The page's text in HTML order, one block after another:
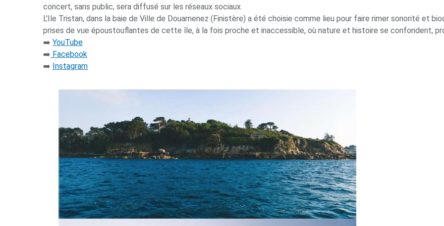
concert, sans public, sera diffusé sur les réseaux sociaux.
L'Ile Tristan, dans la baie de Ville de Douarnenez (Finistère) a été choisie comme lieu pour faire rimer sonorité et
prises de vue époustouflantes de cette île, à la fois proche et inaccessible, où nature et histoire se confondent,
➡️ YouTube
➡️ Facebook
➡️ Instagram